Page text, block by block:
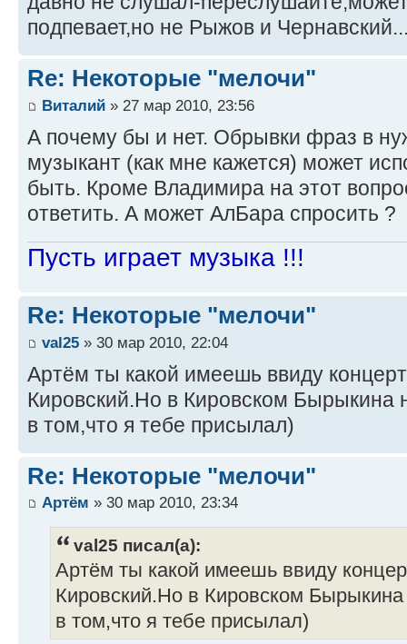
подпевает,но не Рыжов и
Re: Некоторые "мелочи"
Виталий » 27 мар 2010, 23:56
А почему бы и нет. Обрывки фраз в
музыкант (как мне кажется) может
быть. Кроме Владимира на этот
ответить. А может АлБара спросить ?
Пусть играет музыка !!!
Re: Некоторые "мелочи"
val25 » 30 мар 2010, 22:04
Артём ты какой имеешь ввиду
Кировский.Но в Кировском Бырыкина
в том,что я тебе присылал)
Re: Некоторые "мелочи"
Артём » 30 мар 2010, 23:34
val25 писал(а):
Артём ты какой имеешь ввиду
Кировский.Но в Кировском
в том,что я тебе присылал)